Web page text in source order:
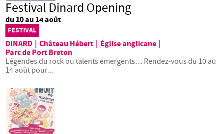
Festival Dinard Opening
du 10 au 14 août
FESTIVAL
DINARD Château Hébert Église anglicane
Parc de Port Breton
Légendes du rock ou talents émergents… Rendez-vous du 10 au
14 août pour...